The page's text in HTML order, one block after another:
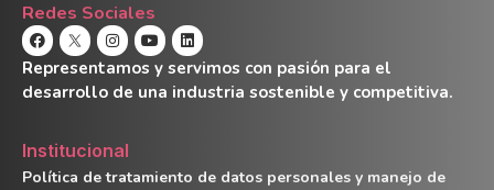
Redes Sociales
Representamos y servimos con pasión para el
desarrollo de una industria sostenible y competitiva.
Institucional
Política de tratamiento de datos personales y manejo de